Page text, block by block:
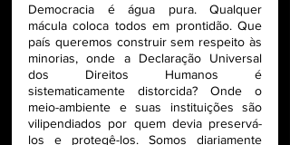
Democracia é água pura. Qualquer
mácula coloca todos em prontidão. Que
país queremos construir sem respeito às
minorias, onde a Declaração Universal
dos Direitos Humanos é
sistematicamente distorcida? Onde o
meio-ambiente e suas instituições são
vilipendiados por quem devia preservá-
los e protegê-los. Somos diariamente